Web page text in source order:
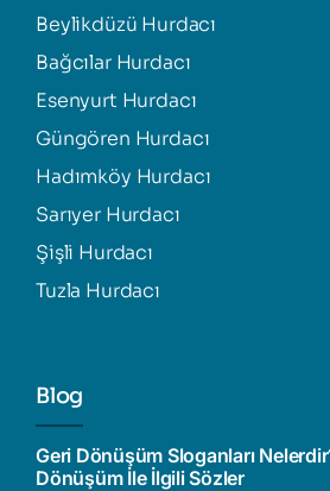
Beylikdüzü Hurdacı
Bağcılar Hurdacı
Esenyurt Hurdacı
Güngören Hurdacı
Hadımköy Hurdacı
Sarıyer Hurdacı
Şişli Hurdacı
Tuzla Hurdacı
Blog
Geri Dönüşüm Sloganları
Dönüşüm İle İlgili Sözler